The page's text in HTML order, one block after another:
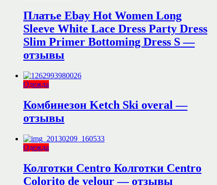
Платье Ebay Hot Women Long
Sleeve White Lace Dress Party Dress
Slim Primer Bottoming Dress S —
отзывы
Одежда
Комбинезон Ketch Ski overal —
отзывы
Одежда
Колготки Centro Колготки Centro
Colorito de velour — отзывы